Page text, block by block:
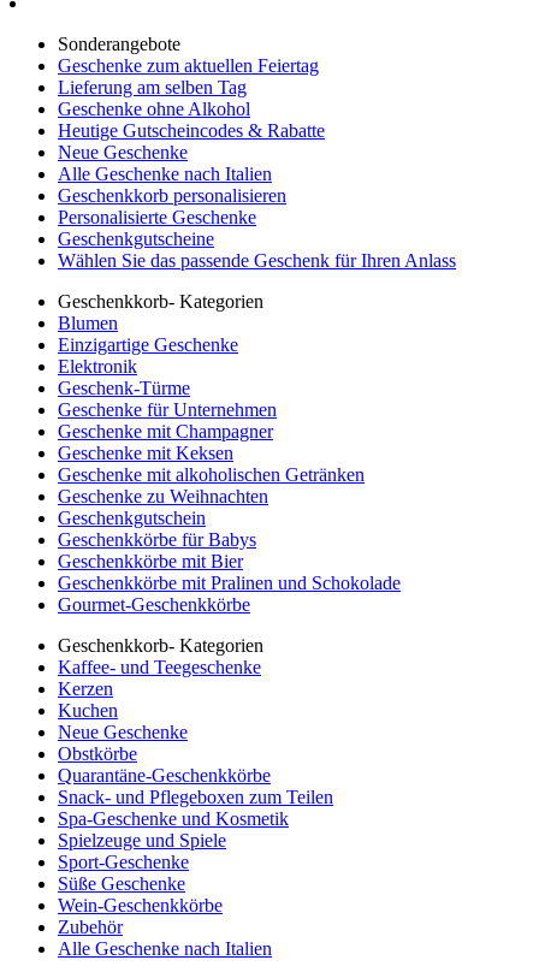
Sonderangebote
Geschenke zum aktuellen Feiertag
Lieferung am selben Tag
Geschenke ohne Alkohol
Heutige Gutscheincodes & Rabatte
Neue Geschenke
Alle Geschenke nach Italien
Geschenkkorb personalisieren
Personalisierte Geschenke
Geschenkgutscheine
Wählen Sie das passende Geschenk für Ihren Anlass
Geschenkkorb- Kategorien
Blumen
Einzigartige Geschenke
Elektronik
Geschenk-Türme
Geschenke für Unternehmen
Geschenke mit Champagner
Geschenke mit Keksen
Geschenke mit alkoholischen Getränken
Geschenke zu Weihnachten
Geschenkgutschein
Geschenkkörbe für Babys
Geschenkkörbe mit Bier
Geschenkkörbe mit Pralinen und Schokolade
Gourmet-Geschenkkörbe
Geschenkkorb- Kategorien
Kaffee- und Teegeschenke
Kerzen
Kuchen
Neue Geschenke
Obstkörbe
Quarantäne-Geschenkkörbe
Snack- und Pflegeboxen zum Teilen
Spa-Geschenke und Kosmetik
Spielzeuge und Spiele
Sport-Geschenke
Süße Geschenke
Wein-Geschenkkörbe
Zubehör
Alle Geschenke nach Italien